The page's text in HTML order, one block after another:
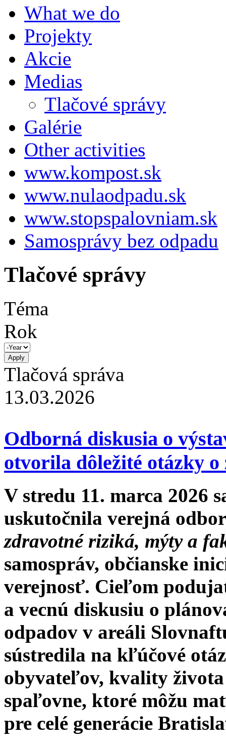
What we do
Projekty
Akcie
Medias
Tlačové správy
Galérie
Other activities
www.kompost.sk
www.nulaodpadu.sk
www.stopspalovniam.sk
Samosprávy bez odpadu
Tlačové správy
Téma
Rok
Tlačová správa
13.03.2026
Odborná diskusia o
otvorila dôležité otázky
V stredu 11. marca 2026
uskutočnila verejná
zdravotné riziká, mýty a
samospráv, občianske
verejnosť. Cieľom
a vecnú diskusiu o
odpadov v areáli
sústredila na kľúčové
obyvateľov, kvality
spaľovne, ktoré môžu
pre celé generácie